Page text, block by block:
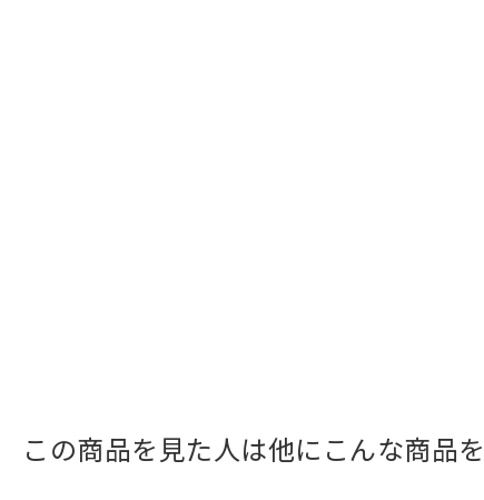
この商品を見た人は他にこんな商品を